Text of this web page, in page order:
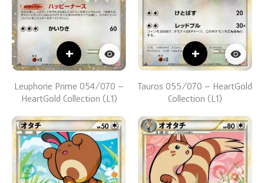
+
Leuphorie Prime 054/070 –
HeartGold Collection (L1)
+
Tauros 055/070 – HeartGold
Collection (L1)